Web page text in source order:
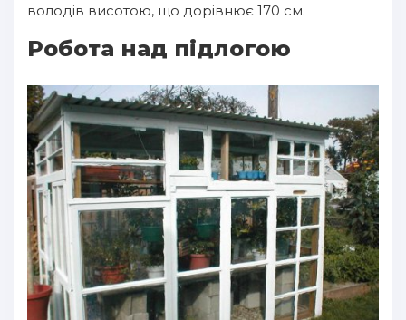
володів висотою, що дорівнює 170 см.
Робота над підлогою